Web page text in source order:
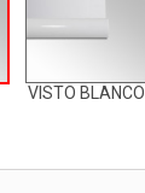
VISTO BLANCO